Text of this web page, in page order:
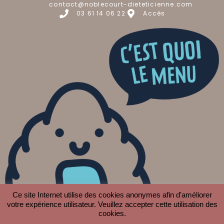
contact@noblecourt-dieteticienne.com
03 61 14 06 22
Accès
Ce site Internet utilise des cookies anonymes afin d'améliorer
votre expérience utilisateur. Veuillez accepter cette utilisation des
cookies.